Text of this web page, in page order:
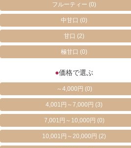
フルーティー(0)
中甘口(0)
甘口(2)
極甘口(0)
●価格で選ぶ
～4,000円 (0)
4,001円～7,000円(3)
7,001円～10,000円 (0)
10,001円～20,000円(2)